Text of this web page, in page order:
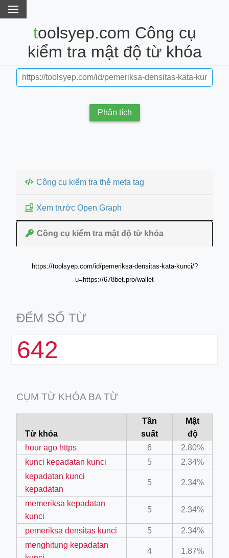
crew-neck-navy-blue/
toolsyep.com Công cụ
kiểm tra mật độ từ khóa
Phân tích
Công cụ kiểm tra thẻ meta tag
Xem trước Open Graph
Công cụ kiểm tra mật độ từ khóa
https://toolsyep.com/id/pemeriksa-densitas-kata-kunci/?
u=https://678bet.pro/wallet
ĐẾM SỐ TỪ
642
CỤM TỪ KHÓA BA TỪ
Từ khóa
Tần
suất
Mật
độ
hour ago https
6
2.80%
kunci kepadatan kunci
5
2.34%
kepadatan kunci
kepadatan
5 2.34%
memeriksa kepadatan
kunci
5 2.34%
pemeriksa densitas kunci 5
2.34%
menghitung kepadatan
4 1.87%